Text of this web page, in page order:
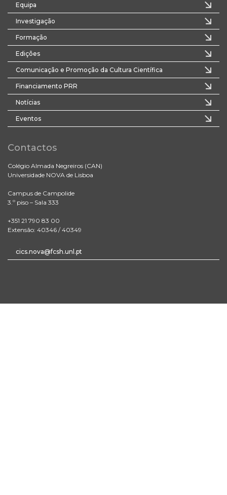
Equipa
Investigação
Formação
Edições
Comunicação e Promoção da Cultura Científica
Financiamento PRR
Notícias
Eventos
Contactos
Colégio Almada Negreiros (CAN)
Universidade NOVA de Lisboa
Campus de Campolide
3.º piso – Sala 333
+351 21 790 83 00
Extensão: 40346 / 40349
cics.nova@fcsh.unl.pt